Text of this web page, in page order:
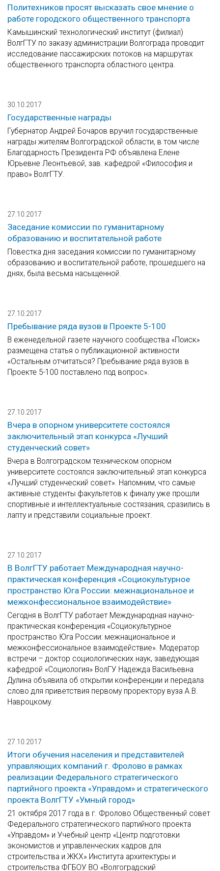
Политехников просят высказать свое мнение о
работе городского общественного транспорта
Камышинский технологический институт (филиал)
ВолгГТУ по заказу администрации Волгограда проводит
исследование пассажирских потоков на маршрутах
общественного транспорта областного центра.
30.10.2017
Государственные награды
Губернатор Андрей Бочаров вручил государственные
награды жителям Волгоградской области, в том числе
Благодарность Президента РФ объявлена Елене
Юрьевне Леонтьевой, зав. кафедрой «Философия и
право» ВолгГТУ.
27.10.2017
Заседание комиссии по гуманитарному
образованию и воспитательной работе
Повестка дня заседания комиссии по гуманитарному
образованию и воспитательной работе, прошедшего на
днях, была весьма насыщенной.
27.10.2017
Пребывание ряда вузов в Проекте 5-100
В еженедельной газете научного сообщества «Поиск»
размещена статья о публикационной активности
«Остальным отчитаться? Пребывание ряда вузов в
Проекте 5-100 поставлено под вопрос».
27.10.2017
Вчера в опорном университете состоялся
заключительный этап конкурса «Лучший
студенческий совет»
Вчера в Волгоградском техническом опорном
университете состоялся заключительный этап конкурса
«Лучший студенческий совет». Напомним, что самые
активные студенты факультетов к финалу уже прошли
спортивные и интеллектуальные состязания, сразились в
лапту и представили социальные проект.
27.10.2017
В ВолгГТУ работает Международная научно-
практическая конференция «Социокультурное
пространство Юга России: межнациональное и
межконфессиональное взаимодействие»
Сегодня в ВолгГТУ работает Международная научно-
практическая конференция «Социокультурное
пространство Юга России: межнациональное и
межконфессиональное взаимодействие». Модератор
встречи – доктор социологических наук, заведующая
кафедрой «Социология» ВолГУ Надежда Васильевна
Дулина объявила об открытии конференции и передала
слово для приветствия первому проректору вуза А.В.
Навроцкому.
27.10.2017
Итоги обучения населения и представителей
управляющих компаний г. Фролово в рамках
реализации Федерального стратегического
партийного проекта «Управдом» и стратегического
проекта ВолгГТУ «Умный город»
21 октября 2017 года в г. Фролово Общественный совет
Федерального стратегического партийного проекта
«Управдом» и Учебный центр «Центр подготовки
экономистов и управленческих кадров для
строительства и ЖКХ» Института архитектуры и
строительства ФГБОУ ВО «Волгоградский